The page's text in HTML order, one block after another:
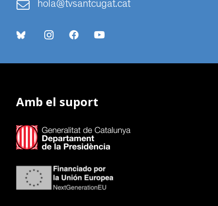
hola@tvsantcugat.cat
Amb el suport